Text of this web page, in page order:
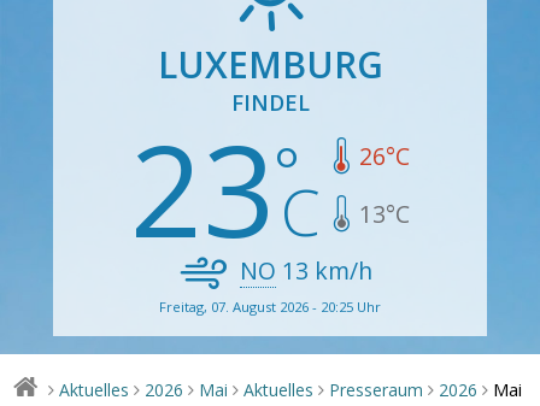
LUXEMBURG
FINDEL
23 26°C
13°C
NO 13 km/h
Freitag, 07. August 2026 - 20:25 Uhr
> Aktuelles > 2026 > Mai > Aktuelles > Presseraum > 2026 > Mai